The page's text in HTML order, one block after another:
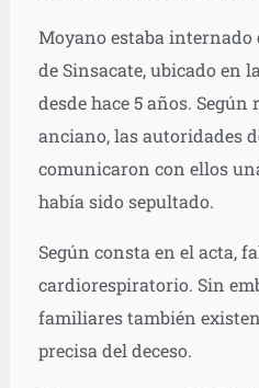
Moyano estaba internado
de Sinsacate, ubicado en
desde hace 5 años.
anciano, las autoridades
comunicaron con ellos
había sido sepultado.
Según consta en el acta,
cardiorespiratorio. Sin
familiares también
precisa del deceso.